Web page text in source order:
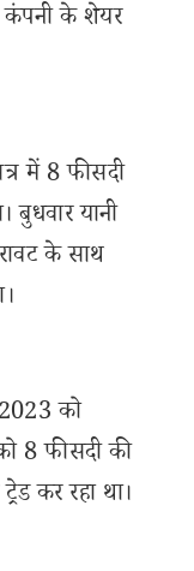
कंपनी के शेयर
में 8 फीसदी
यानी
के साथ
को
8 फीसदी की
कर रहा था।